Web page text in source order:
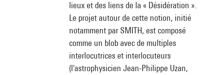
lieux et des liens de la « Désidération ».
Le projet autour de cette notion, initié
notamment par SMITH, est composé
comme un blob avec de multiples
interlocutrices et interlocuteurs
(l'astrophysicien Jean-Philippe Uzan,